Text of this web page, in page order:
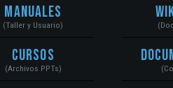
Manuales
(Taller y Usuario)
Cursos
(Archivos PPTs)